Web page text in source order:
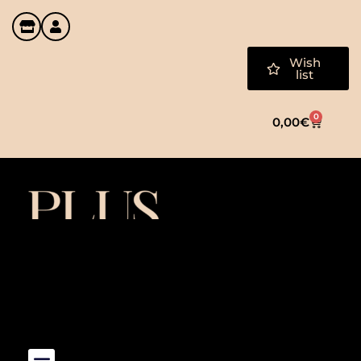
Wish
list
0,00€ 0